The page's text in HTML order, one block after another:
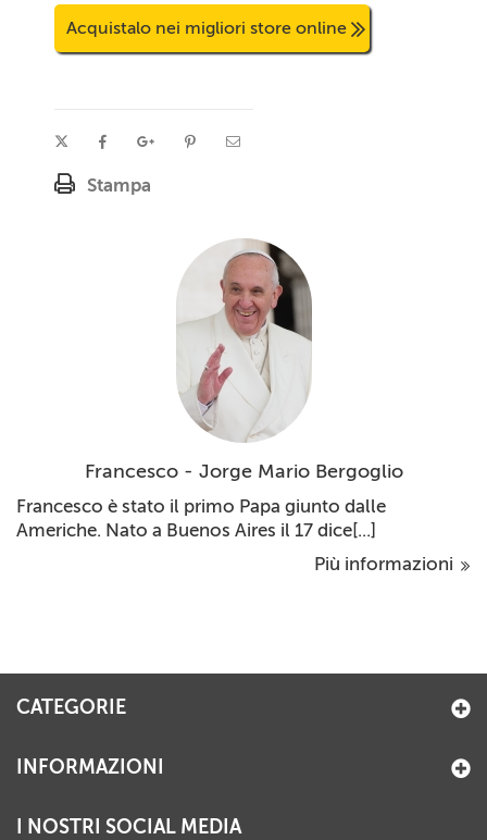
Acquistalo nei migliori store online
Stampa
Francesco - Jorge Mario Bergoglio
Francesco è stato il primo Papa giunto dalle
Americhe. Nato a Buenos Aires il 17 dice[...]
Più informazioni
CATEGORIE
INFORMAZIONI
I NOSTRI SOCIAL MEDIA